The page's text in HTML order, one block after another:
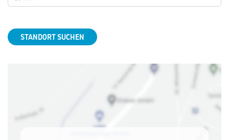
STANDORT SUCHEN